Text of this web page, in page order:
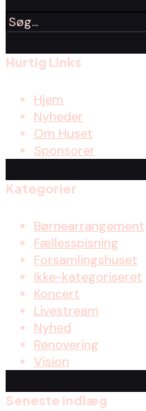
Hurtig Links
Hjem
Nyheder
Om Huset
Sponsorer
Kategorier
Børnearrangement
Fællesspisning
Forsamlingshuset
Ikke-kategoriseret
Koncert
Livestream
Nyhed
Renovering
Vision
Seneste indlæg